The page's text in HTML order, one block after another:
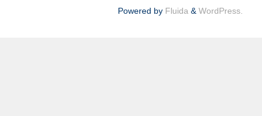
Powered by Fluida &WordPress.